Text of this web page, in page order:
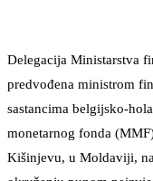
Delegacija Ministarstva
predvođena ministrom
sastancima belgijsko-
monetarnog fonda
Kišinjevu, u Moldaviji,